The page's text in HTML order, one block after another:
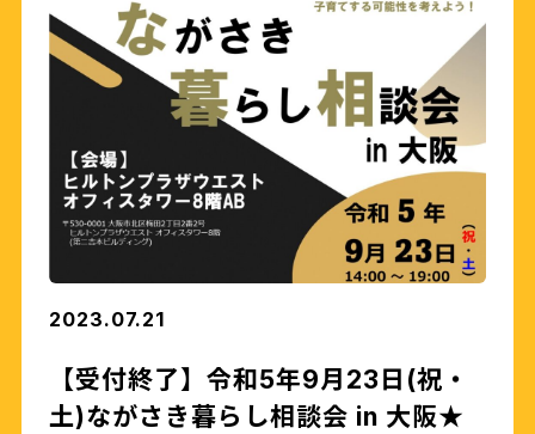
2023.07.21
【受付終了】令和5年9月23日(祝・
土)ながさき暮らし相談会 in 大阪★